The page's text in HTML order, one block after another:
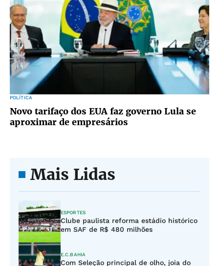
POLÍTICA
Novo tarifaço dos EUA faz governo Lula se
aproximar de empresários
Mais Lidas
ESPORTES
Clube paulista reforma estádio histórico
em SAF de R$ 480 milhões
E.C.BAHIA
Com Seleção principal de olho, joia do